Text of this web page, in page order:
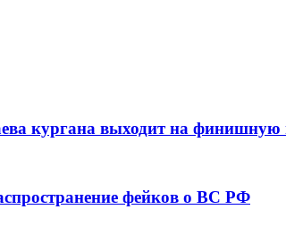
кургана выходит на
фейков о ВС РФ